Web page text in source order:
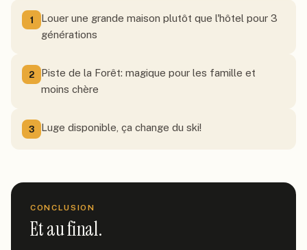
1
Louer une grande maison plutôt que l'hôtel pour 3
générations
2
Piste de la Forêt: magique pour les famille et
moins chère
3 Luge disponible, ça change du ski!
CONCLUSION
Et au final.